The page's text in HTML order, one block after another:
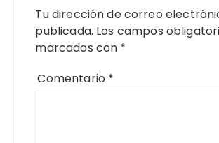
Tu dirección de correo
publicada. Los campos
marcados con *
Comentario *